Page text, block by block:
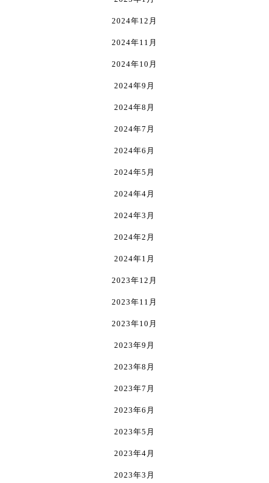
2024年12月
2024年11月
2024年10月
2024年9月
2024年8月
2024年7月
2024年6月
2024年5月
2024年4月
2024年3月
2024年2月
2024年1月
2023年12月
2023年11月
2023年10月
2023年9月
2023年8月
2023年7月
2023年6月
2023年5月
2023年4月
2023年3月